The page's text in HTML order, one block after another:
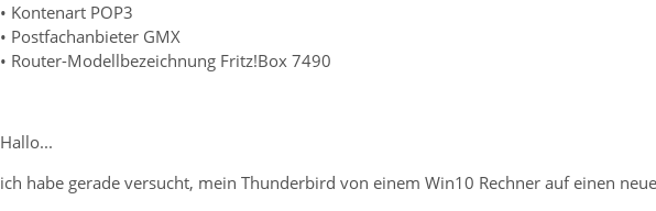
• Kontenart POP3
• Postfachanbieter GMX
• Router-Modellbezeichnung Fritz!Box 7490
Hallo...
ich habe gerade versucht, mein Thunderbird von einem Win10 Rechner auf einen